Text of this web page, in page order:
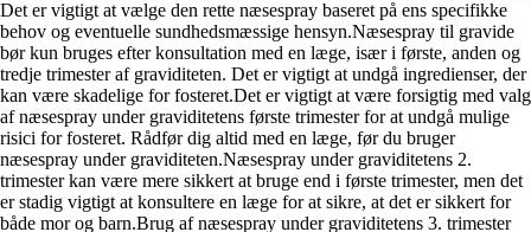
Det er vigtigt at vælge den rette næsespray baseret på ens specifikke
behov og eventuelle sundhedsmæssige hensyn.Næsespray til gravide
bør kun bruges efter konsultation med en læge, især i første, anden og
tredje trimester af graviditeten. Det er vigtigt at undgå ingredienser, der
kan være skadelige for fosteret.Det er vigtigt at være forsigtig med valg
af næsespray under graviditetens første trimester for at undgå mulige
risici for fosteret. Rådfør dig altid med en læge, før du bruger
næsespray under graviditeten.Næsespray under graviditetens 2.
trimester kan være mere sikkert at bruge end i første trimester, men det
er stadig vigtigt at konsultere en læge for at sikre, at det er sikkert for
både mor og barn.Brug af næsespray under graviditetens 3. trimester